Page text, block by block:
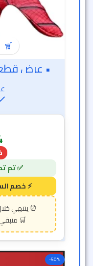
• عرض
-50%